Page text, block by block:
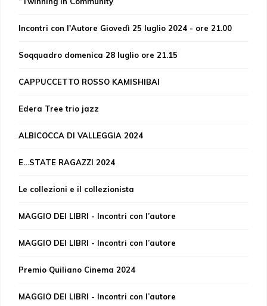
Incontri con l'Autore Giovedì 25 luglio 2024 - ore 21.00
Soqquadro domenica 28 luglio ore 21.15
CAPPUCCETTO ROSSO KAMISHIBAI
Edera Tree trio jazz
ALBICOCCA DI VALLEGGIA 2024
E…STATE RAGAZZI 2024
Le collezioni e il collezionista
MAGGIO DEI LIBRI - Incontri con l’autore
MAGGIO DEI LIBRI - Incontri con l’autore
Premio Quiliano Cinema 2024
MAGGIO DEI LIBRI - Incontri con l’autore